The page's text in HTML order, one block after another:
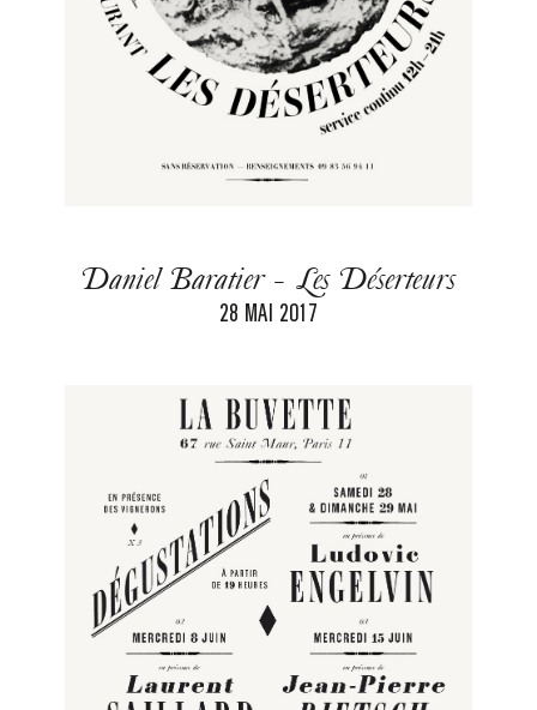
Daniel Baratier - Les Déserteurs
28 MAI 2017